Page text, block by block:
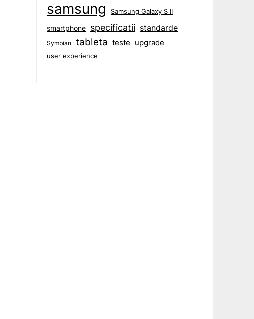
samsung Samsung Galaxy S II
smartphone specificatii standarde
Symbian tableta teste upgrade
user experience